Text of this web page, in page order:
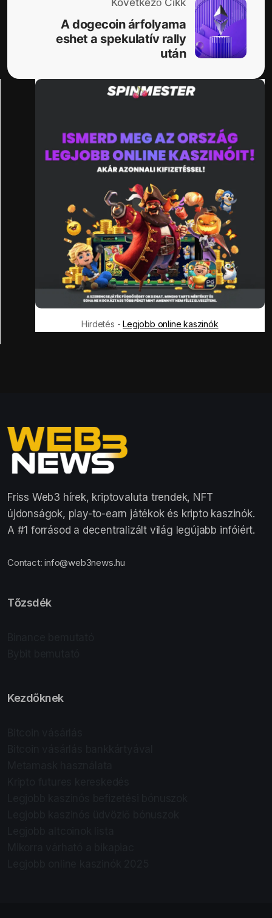
Következő Cikk
A dogecoin árfolyama
eshet a spekulatív rally
után
Hirdetés -Legjobb online kaszinók
Friss Web3 hírek, kriptovaluta trendek, NFT
újdonságok, play-to-earn játékok és kripto kaszinók.
A #1 forrásod a decentralizált világ legújabb infóiért.
Contact:info@web3news.hu
Tőzsdék
Kezdőknek